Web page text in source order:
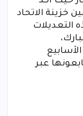
خزينة الاتحاد
التعديلات
عبر